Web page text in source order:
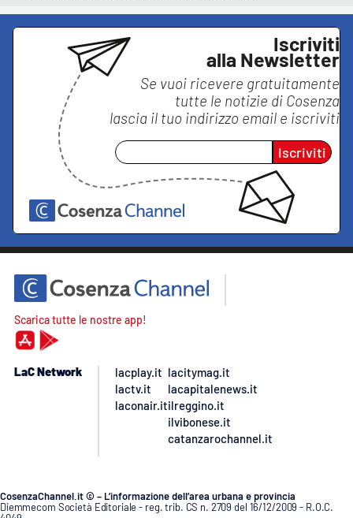
Iscriviti
alla Newsletter
Se vuoi ricevere gratuitamente
tutte le notizie di Cosenza
lascia il tuo indirizzo email e iscriviti
Iscriviti
Scarica tutte le nostre app!
LaC Network
lacplay.it
lactv.it
laconair.it
lacitymag.it
lacapitalenews.it
ilreggino.it
ilvibonese.it
catanzarochannel.it
CosenzaChannel.it © – L’informazione dell’area urbana e provincia
Diemmecom Società Editoriale - reg. trib. CS n. 2709 del 16/12/2009 - R.O.C.